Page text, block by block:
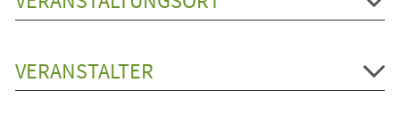
VERANSTALTER